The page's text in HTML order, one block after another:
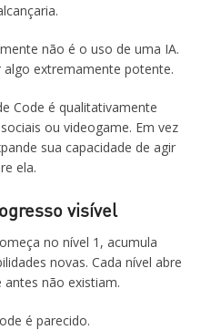
não é o uso de uma IA.
algo extremamente potente.
Code é qualitativamente
ou videogame. Em vez
sua capacidade de agir
ela.
visível
no nível 1, acumula
novas. Cada nível abre
antes não existiam.
é parecido.